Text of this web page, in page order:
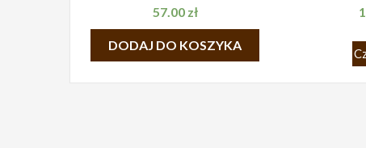
57.00 zł
DODAJ DO KOSZYKA